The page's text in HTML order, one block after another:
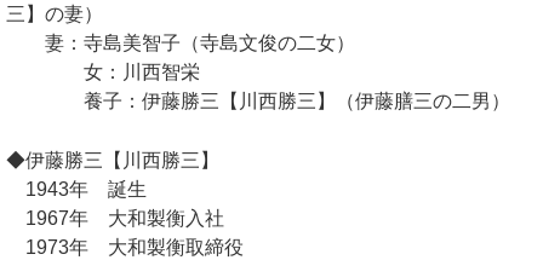
三】の妻）
妻：寺島美智子（寺島文俊の二女）
女：川西智栄
養子：伊藤勝三【川西勝三】（伊藤膳三の二男）
◆伊藤勝三【川西勝三】
1943年 誕生
1967年 大和製衡入社
1973年 大和製衡取締役